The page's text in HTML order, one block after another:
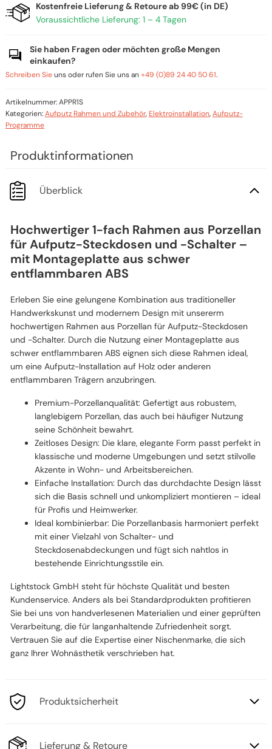
Kostenfreie Lieferung & Retoure ab 99€ (in DE)
Voraussichtliche Lieferung: 1 – 4 Tagen
Sie haben Fragen oder möchten große Mengen
einkaufen?
Schreiben Sieuns oder rufen Sie uns an+49 (0)89 24 40 50 61.
Artikelnummer:APPR1S
Kategorien:Aufputz Rahmen und Zubehör, Elektroinstallation,Aufputz-
Programme
Überblick
Hochwertiger 1-fach Rahmen aus Porzellan
für Aufputz-Steckdosen und -Schalter –
mit Montageplatte aus schwer
entflammbaren ABS
Erleben Sie eine gelungene Kombination aus traditioneller
Handwerkskunst und modernem Design mit unsererm
hochwertigen Rahmen aus Porzellan für Aufputz-Steckdosen
und -Schalter. Durch die Nutzung einer Montageplatte aus
schwer entflammbaren ABS eignen sich diese Rahmen ideal,
um eine Aufputz-Installation auf Holz oder anderen
entflammbaren Trägern anzubringen.
Premium-Porzellanqualität: Gefertigt aus robustem,
langlebigem Porzellan, das auch bei häufiger Nutzung
seine Schönheit bewahrt.
Zeitloses Design: Die klare, elegante Form passt perfekt in
klassische und moderne Umgebungen und setzt stilvolle
Akzente in Wohn- und Arbeitsbereichen.
Einfache Installation: Durch das durchdachte Design lässt
sich die Basis schnell und unkompliziert montieren – ideal
für Profis und Heimwerker.
Ideal kombinierbar: Die Porzellanbasis harmoniert perfekt
mit einer Vielzahl von Schalter- und
Steckdosenabdeckungen und fügt sich nahtlos in
bestehende Einrichtungsstile ein.
Lightstock GmbH steht für höchste Qualität und besten
Kundenservice. Anders als bei Standardprodukten profitieren
Sie bei uns von handverlesenen Materialien und einer geprüften
Verarbeitung, die für langanhaltende Zufriedenheit sorgt.
Vertrauen Sie auf die Expertise einer Nischenmarke, die sich
ganz Ihrer Wohnästhetik verschrieben hat.
Produktsicherheit
Lieferung & Retoure